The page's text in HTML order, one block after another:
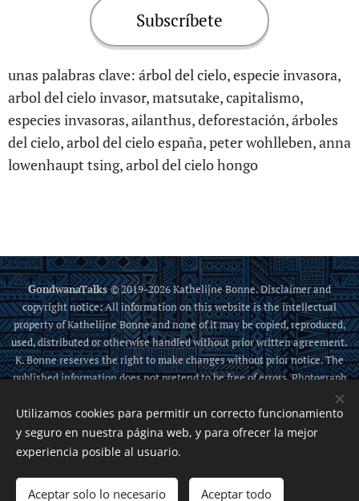
Subscríbete
unas palabras clave: árbol del cielo, especie invasora,
arbol del cielo invasor, matsutake, capitalismo,
especies invasoras, ailanthus, deforestación, árboles
del cielo, arbol del cielo españa, peter wohlleben, anna
lowenhaupt tsing, arbol del cielo hongo
GondwanaTalks © 2019-2026 Kathelijne Bonne. Disclaimer and
copyright notice: All information on this website is the intellectual
property of Kathelijne Bonne and none of it may be copied, reproduced,
used, distributed or otherwise handled without prior written agreement.
K. Bonne reserves the right to make changes without prior notice. The
published information does not pretend to be free of errors. Photograph
credits: All images and pictures are either from K. Bonne, from the public
domain, or sources that allow sharing.Read more.
Cookies
Nederlands
English Español Italiano
Utilizamos cookies para permitir un correcto funcionamiento
y seguro en nuestra página web, y para ofrecer la mejor
experiencia posible al usuario.
Aceptar solo lo necesario Aceptar todo